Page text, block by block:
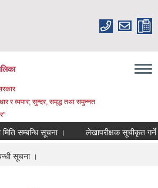
र व्यपार; सुन्दर, समृद्ध तथा समुन्नत
सम्बन्धि सूचना । लेखापरीक्षक सूचीकृत गर्ने
सूचना ।